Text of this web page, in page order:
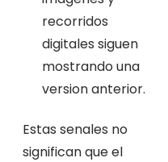
recorridos
digitales siguen
mostrando una
version anterior.
Estas senales no
significan que el